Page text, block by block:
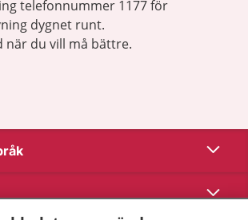
telefonnummer 1177 för
dygnet runt.
när du vill må bättre.
Visa
Visa